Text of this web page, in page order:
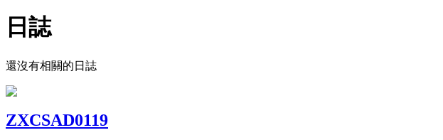
日誌
還沒有相關的日誌
ZXCSAD0119